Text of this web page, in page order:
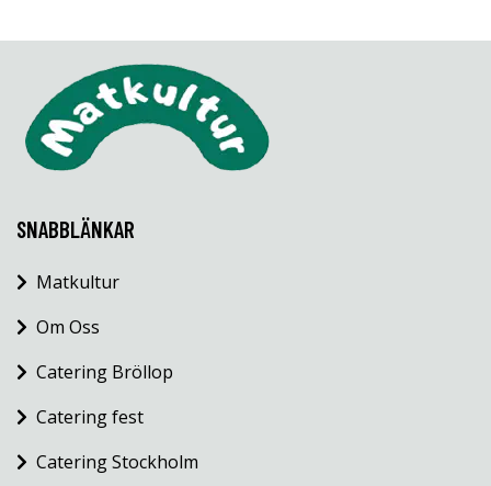
SNABBLÄNKAR
Matkultur
Om Oss
Catering Bröllop
Catering fest
Catering Stockholm